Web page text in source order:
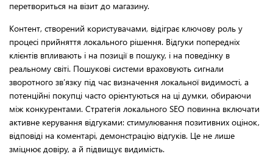
перетвориться на візит до магазину.
Контент, створений користувачами, відіграє ключову роль у
процесі прийняття локального рішення. Відгуки попередніх
клієнтів впливають і на позиції в пошуку, і на поведінку в
реальному світі. Пошукові системи враховують сигнали
зворотного зв’язку під час визначення локальної видимості, а
потенційні покупці часто орієнтуються на ці думки, обираючи
між конкурентами. Стратегія локального SEO повинна включати
активне керування відгуками: стимулювання позитивних оцінок,
відповіді на коментарі, демонстрацію відгуків. Це не лише
зміцнює довіру, а й підвищує видимість.